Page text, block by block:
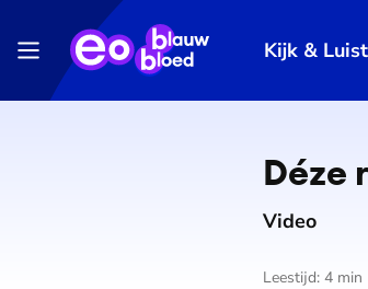
Kijk &
Déze
Video
Leestijd: 4 min